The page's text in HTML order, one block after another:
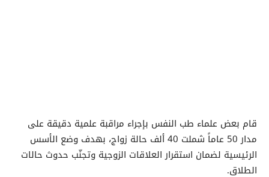
قام بعض علماء طب النفس بإجراء مراقبة علمية دقيقة على
مدار 50 عاماً شملت 40 ألف حالة زواج، بهدف وضع الأسس
الرئيسية لضمان استقرار العلاقات الزوجية وتجنّب حدوث حالات
الطلاق.